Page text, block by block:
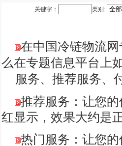
关键字： 类别:
在中国冷链物流
么在专题信息平台上
服务、推荐服务、
推荐服务：让您的
红显示，效果大约是
热门服务：让您的